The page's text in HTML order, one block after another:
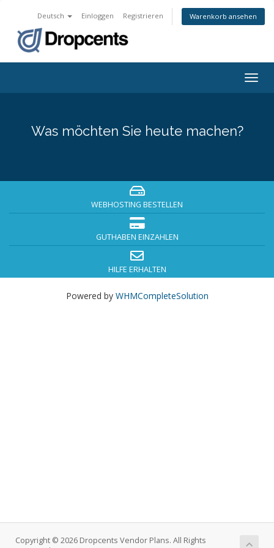
Deutsch Einloggen Registrieren Warenkorb ansehen
ein-/
Was möchten Sie heute machen?
WEBHOSTING BESTELLEN
GUTHABEN EINZAHLEN
HILFE ERHALTEN
Powered by WHMCompleteSolution
Copyright © 2026 Dropcents Vendor Plans. All Rights